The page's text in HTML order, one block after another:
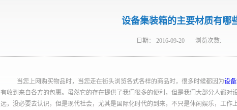
设备集装箱的主要材质有哪
日期： 2016-09-20 浏览次数:
当您上网购买物品时，当您走在街头浏览各式各样的商品时，很多时候都因为设
有收到来自各方的包裹。虽然它的存在提供了我们很多的便利，但是我们大部分人都对
远，没必要去认识，但是现代社会，尤其是国际化时代的到来，不只是休闲娱乐，工作